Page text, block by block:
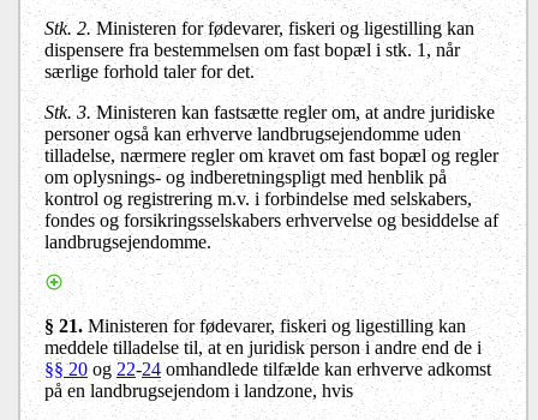
Stk. 2.Ministeren for fødevarer, fiskeri og ligestilling kan
dispensere fra bestemmelsen om fast bopæl i stk. 1, når
særlige forhold taler for det.
Stk. 3.Ministeren kan fastsætte regler om, at andre juridiske
personer også kan erhverve landbrugsejendomme uden
tilladelse, nærmere regler om kravet om fast bopæl og regler
om oplysnings- og indberetningspligt med henblik på
kontrol og registrering m.v. i forbindelse med selskabers,
fondes og forsikringsselskabers erhvervelse og besiddelse af
landbrugsejendomme.
§ 21. Ministeren for fødevarer, fiskeri og ligestilling kan
meddele tilladelse til, at en juridisk person i andre end de i
§§ 20og22-24omhandlede tilfælde kan erhverve adkomst
på en landbrugsejendom i landzone, hvis